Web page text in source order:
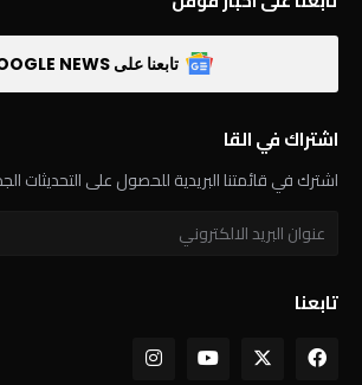
تابعنا على GOOGLE NEWS
اشتراك في القا
اشترك في قائمتنا البريدية للحصول على التحديثات
تابعنا